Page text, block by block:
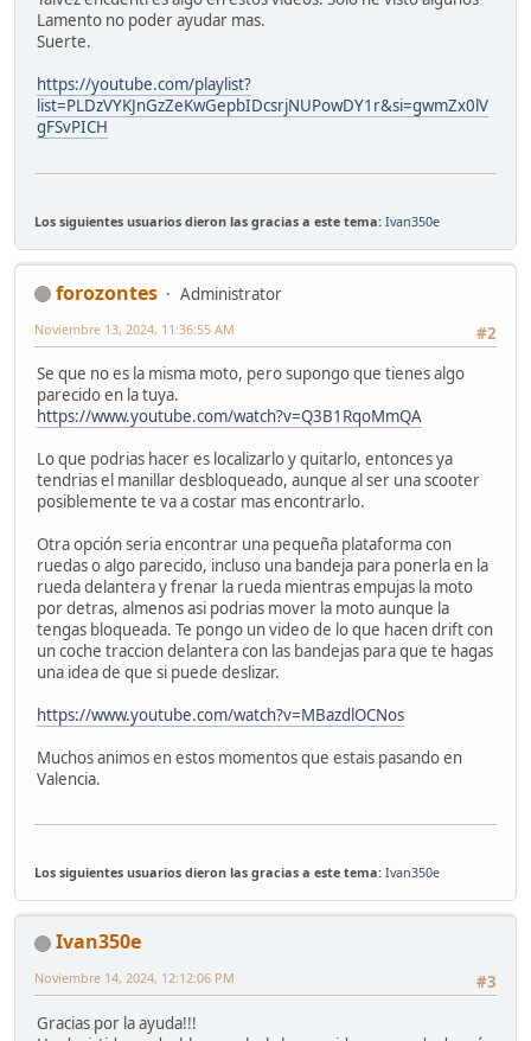
Lamento no poder ayudar mas.
Suerte.
https://youtube.com/playlist?
list=PLDzVYKJnGzZeKwGepbIDcsrjNUPowDY1r&si=gwmZx0lV
gFSvPICH
Los siguientes usuarios dieron las gracias a este tema: Ivan350e
forozontes
Administrator
#2
Noviembre 13, 2024, 11:36:55 AM
Se que no es la misma moto, pero supongo que tienes algo
parecido en la tuya.
https://www.youtube.com/watch?v=Q3B1RqoMmQA
Lo que podrias hacer es localizarlo y quitarlo, entonces ya
tendrias el manillar desbloqueado, aunque al ser una scooter
posiblemente te va a costar mas encontrarlo.
Otra opción seria encontrar una pequeña plataforma con
ruedas o algo parecido, incluso una bandeja para ponerla en la
rueda delantera y frenar la rueda mientras empujas la moto
por detras, almenos asi podrias mover la moto aunque la
tengas bloqueada. Te pongo un video de lo que hacen drift con
un coche traccion delantera con las bandejas para que te hagas
una idea de que si puede deslizar.
https://www.youtube.com/watch?v=MBazdlOCNos
Muchos animos en estos momentos que estais pasando en
Valencia.
Los siguientes usuarios dieron las gracias a este tema: Ivan350e
Ivan350e
#3
Noviembre 14, 2024, 12:12:06 PM
Gracias por la ayuda!!!